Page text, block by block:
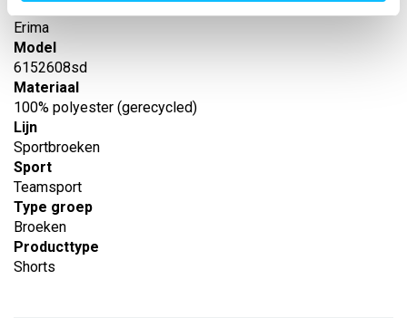
Leverancier
Erima
Model
6152608sd
Materiaal
100% polyester (gerecycled)
Lijn
Sportbroeken
Sport
Teamsport
Type groep
Broeken
Producttype
Shorts